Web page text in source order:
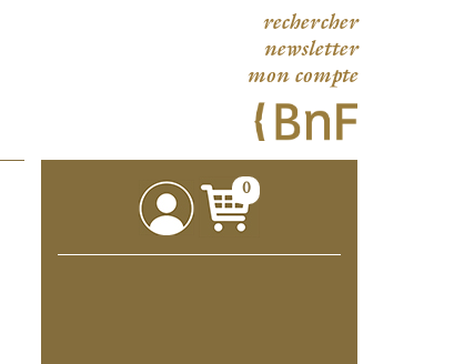
rechercher
newsletter
mon compte
0